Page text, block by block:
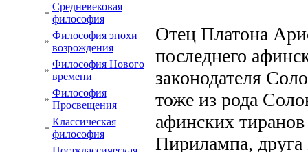
Cредневековая
философия
Философия эпохи
возрождения
Философия Нового
времени
Философия
Просвещения
Классическая
философия
Отец Платона
последнего
законодателя
тоже из рода
афинских
Пирилампа, друга